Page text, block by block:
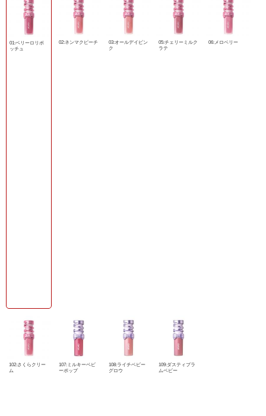
01:ベリーロリポ
ッチュ
02:ネンマクピーチ
03:オールデイピン
ク
05:チェリーミルク
ラテ
06:メロベリー
102:さくらクリー
ム
107:ミルキーベビ
ーポップ
108:ライチベビー
グロウ
109:ダスティプラ
ムベビー